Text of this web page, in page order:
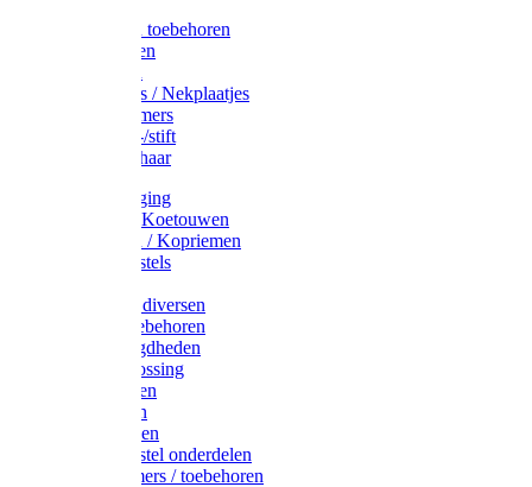
Oormerken toebehoren
Enkelbanden
Halsplaatjes / Nekplaatjes
Kokernummers
Merkspray-/stift
Veemerkschaar
Uierverzorging
Halsters & Koetouwen
Halsriemen / Kopriemen
Koerugborstels
Koe / Stier diversen
Melkers toebehoren
Stalbenodigdheden
Kalververlossing
Stierenringen
Onthoornen
Kalverflessen
Koerugborstel onderdelen
Kalveremmers / toebehoren